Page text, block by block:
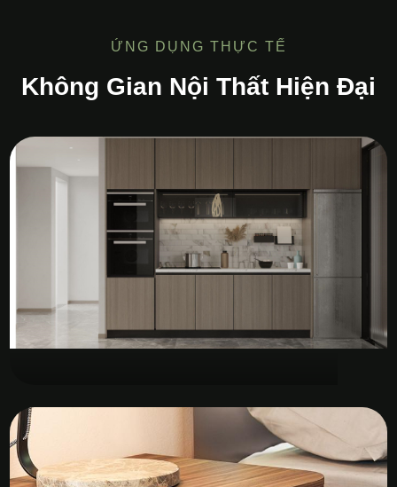
ỨNG DỤNG THỰC TẾ
Không Gian Nội Thất Hiện Đại